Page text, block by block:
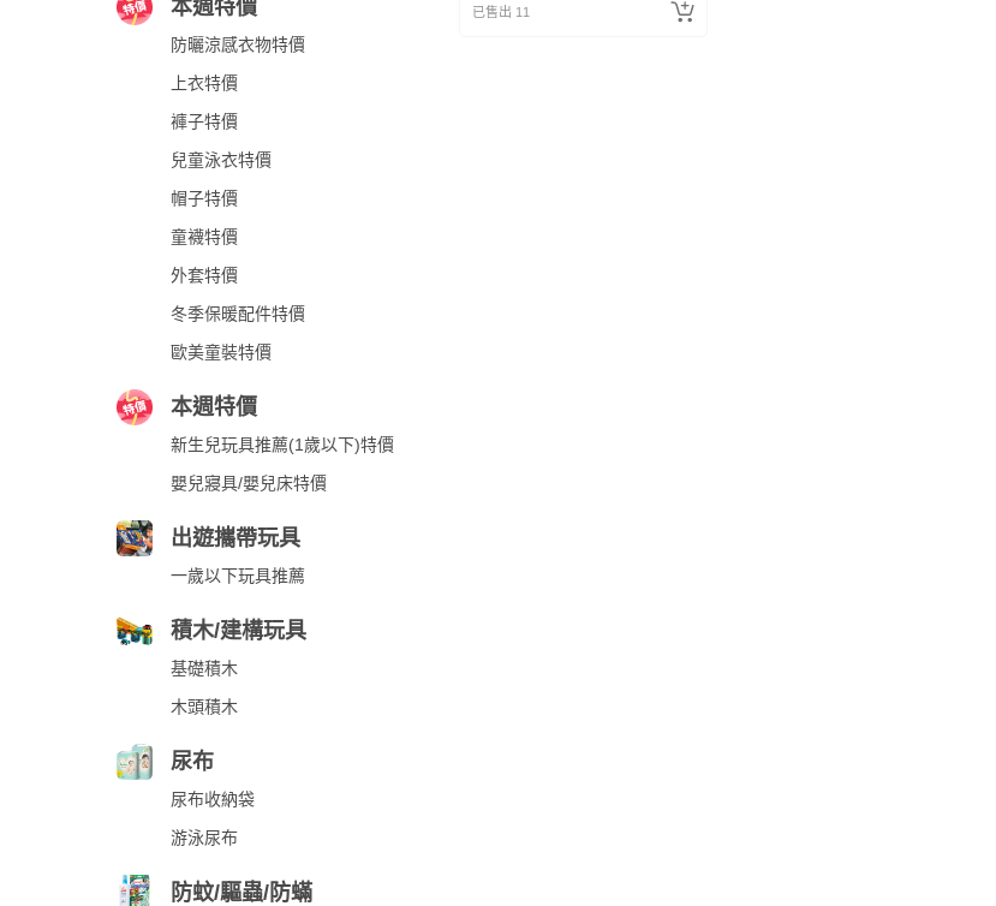
本週特價
防曬涼感衣物特價
上衣特價
褲子特價
兒童泳衣特價
帽子特價
童襪特價
外套特價
冬季保暖配件特價
歐美童裝特價
本週特價
新生兒玩具推薦(1歲以下)特價
嬰兒寢具/嬰兒床特價
出遊攜帶玩具
一歲以下玩具推薦
積木/建構玩具
基礎積木
木頭積木
尿布
尿布收納袋
游泳尿布
防蚊/驅蟲/防蟎
已售出 11